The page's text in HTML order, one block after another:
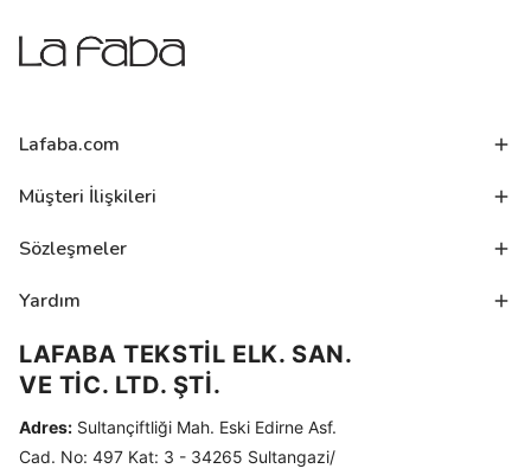
Lafaba.com
Müşteri İlişkileri
Sözleşmeler
Yardım
LAFABA TEKSTİL ELK. SAN.
VE TİC. LTD. ŞTİ.
Adres: Sultançiftliği Mah. Eski Edirne Asf.
Cad. No: 497 Kat: 3 - 34265 Sultangazi/